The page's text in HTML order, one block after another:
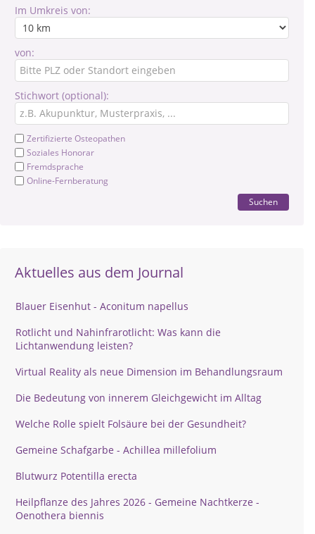
Im Umkreis von:
von:
Stichwort (optional):
Zertifizierte Osteopathen
Soziales Honorar
Fremdsprache
Online-Fernberatung
Suchen
Aktuelles aus dem Journal
Blauer Eisenhut - Aconitum napellus
Rotlicht und Nahinfrarotlicht: Was kann die
Lichtanwendung leisten?
Virtual Reality als neue Dimension im Behandlungsraum
Die Bedeutung von innerem Gleichgewicht im Alltag
Welche Rolle spielt Folsäure bei der Gesundheit?
Gemeine Schafgarbe - Achillea millefolium
Blutwurz Potentilla erecta
Heilpflanze des Jahres 2026 - Gemeine Nachtkerze -
Oenothera biennis